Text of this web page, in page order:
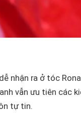
nhận ra ở tóc
vẫn ưu tiên các
tự tin.